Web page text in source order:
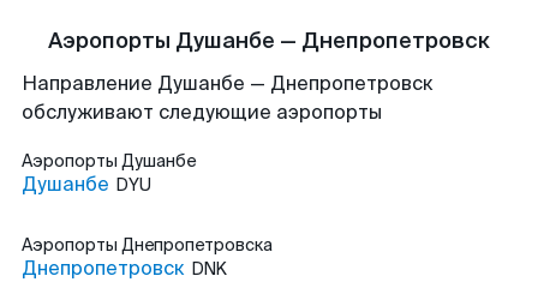
Аэропорты Душанбе — Днепропетровск
Направление Душанбе — Днепропетровск
обслуживают следующие аэропорты
Аэропорты Душанбе
Душанбе DYU
Аэропорты Днепропетровска
Днепропетровск DNK